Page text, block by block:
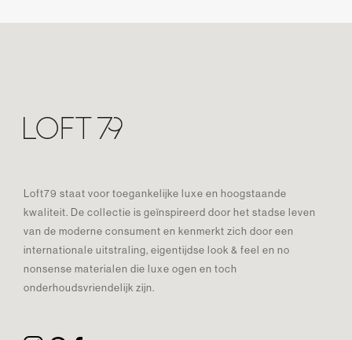
Loft79 staat voor toegankelijke luxe en hoogstaande
kwaliteit. De collectie is geïnspireerd door het stadse leven
van de moderne consument en kenmerkt zich door een
internationale uitstraling, eigentijdse look & feel en no
nonsense materialen die luxe ogen en toch
onderhoudsvriendelijk zijn.